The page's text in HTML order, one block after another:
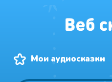
Мои аудиосказки